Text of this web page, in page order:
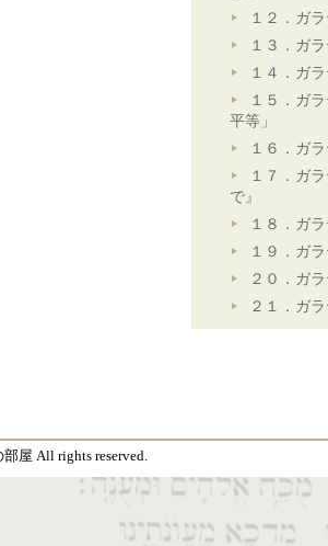
１２．ガ
１３．ガ
１４．ガ
１５．ガ
平等」
１６．ガ
１７．ガ
で』
１８．ガ
１９．ガ
２０．ガ
２１．ガ
屋 All rights reserved.